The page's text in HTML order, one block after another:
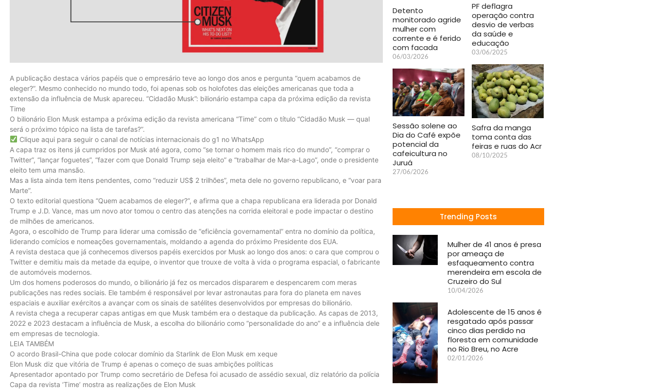
A publicação destaca vários papéis que o empresário teve ao longo dos anos e pergunta “quem acabamos de
eleger?”. Mesmo conhecido no mundo todo, foi apenas sob os holofotes das eleições americanas que toda a
extensão da influência de Musk apareceu. “Cidadão Musk”: bilionário estampa capa da próxima edição da revista
Time
O bilionário Elon Musk estampa a próxima edição da revista americana “Time” com o título “Cidadão Musk — qual
será o próximo tópico na lista de tarefas?”.
Clique aqui para seguir o canal de notícias internacionais do g1 no WhatsApp
A capa traz os itens já cumpridos por Musk até agora, como “se tornar o homem mais rico do mundo”, “comprar o
Twitter”, “lançar foguetes”, “fazer com que Donald Trump seja eleito” e “trabalhar de Mar-a-Lago”, onde o presidente
eleito tem uma mansão.
Mas a lista ainda tem itens pendentes, como “reduzir US$ 2 trilhões”, meta dele no governo republicano, e “voar para
Marte”.
O texto editorial questiona “Quem acabamos de eleger?”, e afirma que a chapa republicana era liderada por Donald
Trump e J.D. Vance, mas um novo ator tomou o centro das atenções na corrida eleitoral e pode impactar o destino
de milhões de americanos.
Agora, o escolhido de Trump para liderar uma comissão de “eficiência governamental” entra no domínio da política,
liderando comícios e nomeações governamentais, moldando a agenda do próximo Presidente dos EUA.
A revista destaca que já conhecemos diversos papéis exercidos por Musk ao longo dos anos: o cara que comprou o
Twitter e demitiu mais da metade da equipe, o inventor que trouxe de volta à vida o programa espacial, o fabricante
de automóveis modernos.
Um dos homens poderosos do mundo, o bilionário já fez os mercados dispararem e despencarem com meras
publicações nas redes sociais. Ele também é responsável por levar astronautas para fora do planeta em naves
espaciais e auxiliar exércitos a avançar com os sinais de satélites desenvolvidos por empresas do bilionário.
A revista chega a recuperar capas antigas em que Musk também era o destaque da publicação. As capas de 2013,
2022 e 2023 destacam a influência de Musk, a escolha do bilionário como “personalidade do ano” e a influência dele
em empresas de tecnologia.
LEIA TAMBÉM
O acordo Brasil-China que pode colocar domínio da Starlink de Elon Musk em xeque
Elon Musk diz que vitória de Trump é apenas o começo de suas ambições políticas
Apresentador apontado por Trump como secretário de Defesa foi acusado de assédio sexual, diz relatório da polícia
Capa da revista ‘Time’ mostra as realizações de Elon Musk
Detento
monitorado agride
mulher com
corrente e é ferido
com facada
06/03/2026
PF deflagra
operação contra
desvio de verbas
da saúde e
educação
03/06/2025
Safra da manga
toma conta das
feiras e ruas do Acr
08/10/2025
Sessão solene ao
Dia do Café expõe
potencial da
cafeicultura no
Juruá
27/06/2026
Trending Posts
Mulher de 41 anos é presa
por ameaça de
esfaqueamento contra
merendeira em escola de
Cruzeiro do Sul
10/04/2026
Adolescente de 15 anos é
resgatado após passar
cinco dias perdido na
floresta em comunidade
no Rio Breu, no Acre
02/01/2026